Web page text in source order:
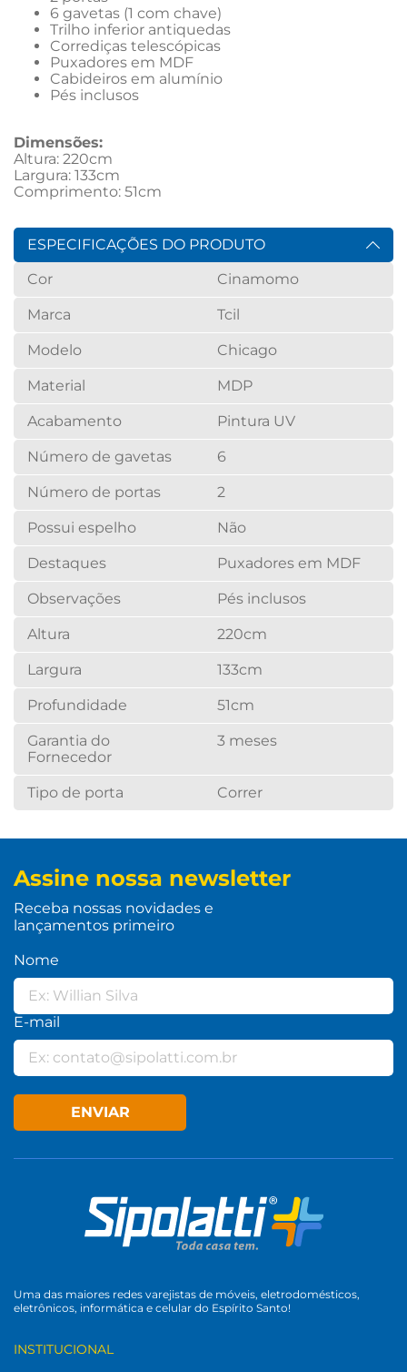
6 gavetas (1 com chave)
Trilho inferior antiquedas
Corrediças telescópicas
Puxadores em MDF
Cabideiros em alumínio
Pés inclusos
Dimensões:
Altura: 220cm
Largura: 133cm
Comprimento: 51cm
ESPECIFICAÇÕES DO PRODUTO
Cor
Cinamomo
Marca Tcil
Modelo Chicago
Material MDP
Acabamento Pintura UV
Número de gavetas 6
Número de portas 2
Possui espelho Não
Destaques Puxadores em MDF
Observações Pés inclusos
Altura 220cm
Largura 133cm
Profundidade 51cm
Garantia do
Fornecedor
3 meses
Tipo de porta Correr
Assine nossa newsletter
Receba nossas novidades e
lançamentos primeiro
Nome
E-mail
ENVIAR
Uma das maiores redes varejistas de móveis, eletrodomésticos,
eletrônicos, informática e celular do Espírito Santo!
INSTITUCIONAL